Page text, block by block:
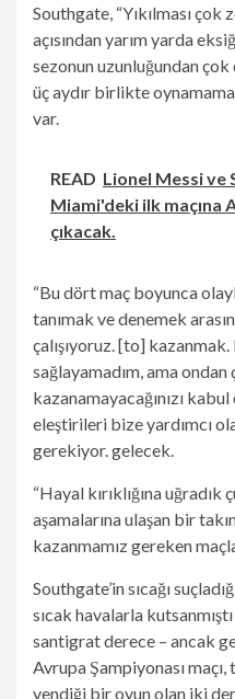
Southgate, “Yıkılması
açısından yarım yarda
sezonun uzunluğundan
üç aydır birlikte
var.
READ Lionel Messi ve
Miami'deki ilk maçına
çıkacak.
“Bu dört maç boyunca
tanımak ve denemek
çalışıyoruz. [to]
sağlayamadım, ama
kazanamayacağınızı
eleştirileri bize yardımcı
gerekiyor. gelecek.
“Hayal kırıklığına uğradık
aşamalarına ulaşan bir
kazanmamız gereken
Southgate’in sıcağı
sıcak havalarla
santigrat derece – ancak
Avrupa Şampiyonası maçı,
yendiği bir oyun olan iki